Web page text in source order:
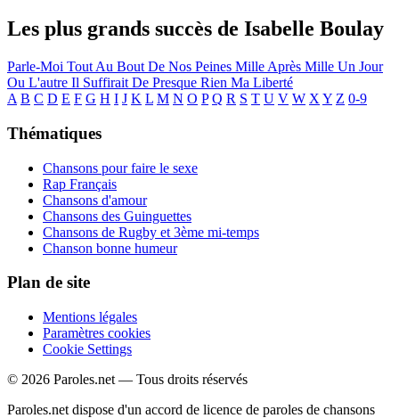
Les plus grands succès de Isabelle Boulay
Parle-Moi Tout Au Bout De Nos Peines Mille Après Mille Un Jour
Ou L'autre Il Suffirait De Presque Rien Ma Liberté
A B C D E F G H I J K L M N O P Q R S T U V W X Y Z 0-9
Thématiques
Chansons pour faire le sexe
Rap Français
Chansons d'amour
Chansons des Guinguettes
Chansons de Rugby et 3ème mi-temps
Chanson bonne humeur
Plan de site
Mentions légales
Paramètres cookies
Cookie Settings
© 2026 Paroles.net — Tous droits réservés
Paroles.net dispose d'un accord de licence de paroles de chansons